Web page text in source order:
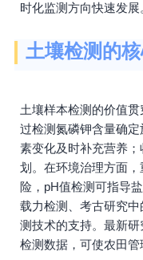
时化监测方向快速发展
土壤检测的
土壤样本检测的价值
过检测氮磷钾含量确
素变化及时补充营养
划。在环境治理方面
险，pH值检测可指导
载力检测、考古研究
测技术的支持。最新
检测数据，可使农田管